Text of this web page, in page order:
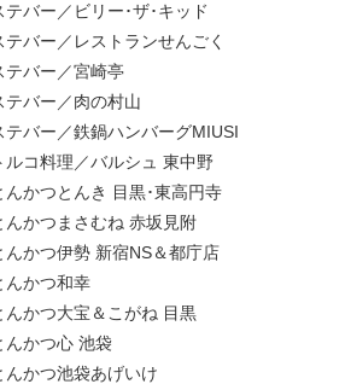
テバー／ビリー･ザ･キッド
テバー／レストランせんごく
テバー／宮崎亭
テバー／肉の村山
テバー／鉄鍋ハンバーグMIUSI
ルコ料理／バルシュ 東中野
んかつとんき 目黒･東高円寺
んかつまさむね 赤坂見附
んかつ伊勢 新宿NS＆都庁店
んかつ和幸
んかつ大宝＆こがね 目黒
んかつ心 池袋
んかつ池袋あげいけ